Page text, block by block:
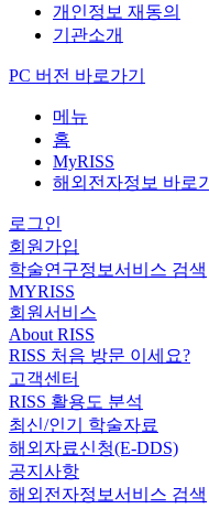
개인정보 재동의
기관소개
PC 버전 바로가기
메뉴
홈
MyRISS
해외전자정보 바로
로그인
회원가입
학술연구정보서비스 검색
MYRISS
회원서비스
About RISS
RISS 처음 방문 이세요?
고객센터
RISS 활용도 분석
최신/인기 학술자료
해외자료신청(E-DDS)
공지사항
해외전자정보서비스 검색